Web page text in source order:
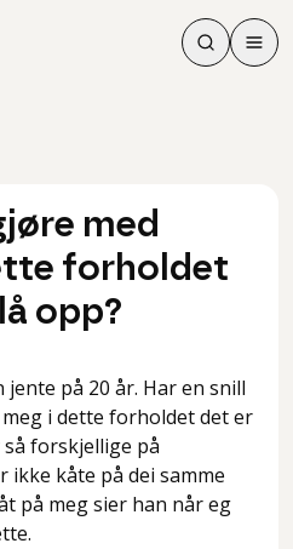
Søk
Søk
Meny
med
forholdet
opp?
på 20 år. Har en snill
i dette forholdet det er
forskjellige på
kåte på dei samme
på meg sier han når eg